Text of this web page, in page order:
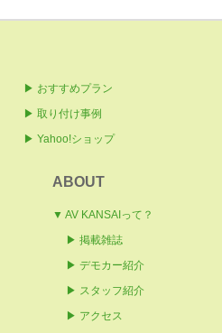
▶ おすすめプラン
▶ 取り付け事例
▶ Yahoo!ショップ
ABOUT
▼ AV KANSAIって？
▶ 掲載雑誌
▶ デモカー紹介
▶ スタッフ紹介
▶ アクセス